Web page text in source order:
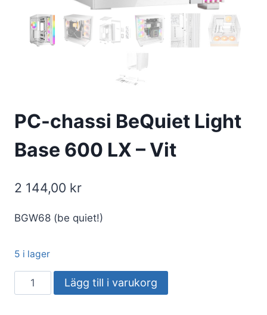
PC-chassi BeQuiet Light
Base 600 LX – Vit
2 144,00 kr
BGW68 (be quiet!)
5 i lager
PC-
chassi
Lägg till i varukorg